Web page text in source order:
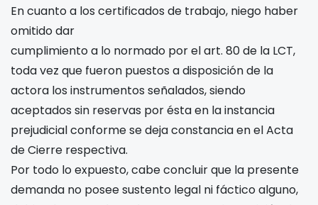
En cuanto a los certificados de trabajo, niego haber
omitido dar
cumplimiento a lo normado por el art. 80 de la LCT,
toda vez que fueron puestos a disposición de la
actora los instrumentos señalados, siendo
aceptados sin reservas por ésta en la instancia
prejudicial conforme se deja constancia en el Acta
de Cierre respectiva.
Por todo lo expuesto, cabe concluir que la presente
demanda no posee sustento legal ni fáctico alguno,